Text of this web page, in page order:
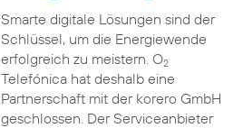
Smarte digitale Lösungen sind der
Schlüssel, um die Energiewende
erfolgreich zu meistern. O2
Telefónica hat deshalb eine
Partnerschaft mit der korero GmbH
geschlossen. Der Serviceanbieter